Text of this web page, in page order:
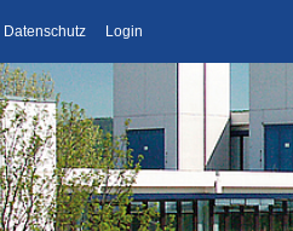
Datenschutz Login